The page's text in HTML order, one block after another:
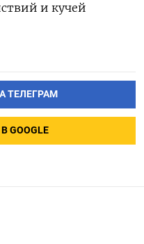
и кучей
ТЕЛЕГРАМ
GOOGLE